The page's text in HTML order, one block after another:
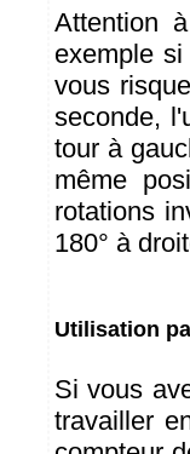
Attention
exemple
vous
seconde,
tour à
même
rotations
180° à
Utilisation
Si vous
travailler